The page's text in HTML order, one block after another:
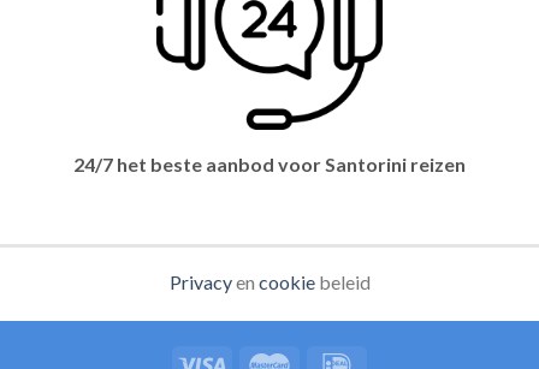
24/7 het beste aanbod voor Santorini reizen
Privacyen cookiebeleid